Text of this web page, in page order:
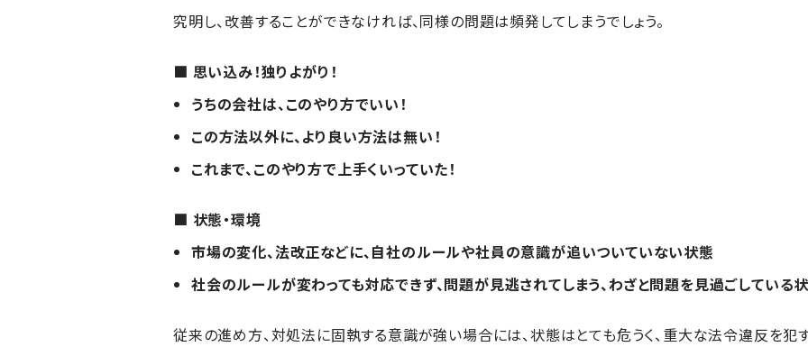
究明し、改善することができなければ、同様の問題は頻発してしまうでしょう。
■ 思い込み！独りよがり！
うちの会社は、このやり方でいい！
この方法以外に、より良い方法は無い！
これまで、このやり方で上手くいっていた！
■ 状態・環境
市場の変化、法改正などに、自社のルールや社員の意識が追いついていない状態
社会のルールが変わっても対応できず、問題が見逃されてしまう、わざと問題を見過ごしている
従来の進め方、対処法に固執する意識が強い場合には、状態はとても危うく、重大な法令違反を犯